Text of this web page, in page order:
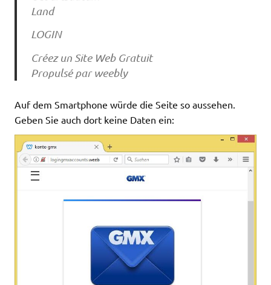
Land
LOGIN
Créez un Site Web Gratuit
Propulsé par weebly
Auf dem Smartphone würde die Seite so aussehen.
Geben Sie auch dort keine Daten ein: